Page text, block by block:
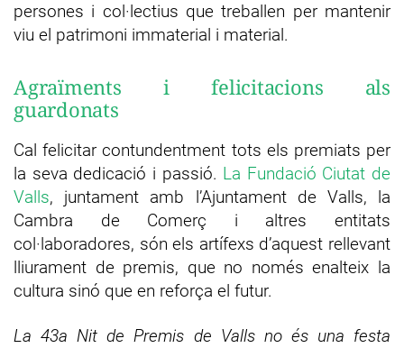
persones i col·lectius que treballen per mantenir
viu el patrimoni immaterial i material.
Agraïments i felicitacions als
guardonats
Cal felicitar contundentment tots els premiats per
la seva dedicació i passió. La Fundació Ciutat de
Valls, juntament amb l’Ajuntament de Valls, la
Cambra de Comerç i altres entitats
col·laboradores, són els artífexs d’aquest rellevant
lliurament de premis, que no només enalteix la
cultura sinó que en reforça el futur.
La 43a Nit de Premis de Valls no és una festa